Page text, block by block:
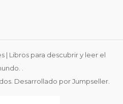
| Libros para descubrir y leer el
.
Desarrollado por Jumpseller